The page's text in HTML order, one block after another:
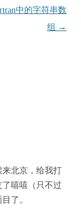
中的字符串数
组 →
北京，给我打
嘻嘻（只不过
了。